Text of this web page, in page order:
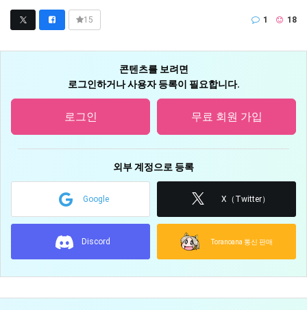
15 1 18
콘텐츠를 보려면
로그인하거나 사용자 등록이 필요합니다.
로그인 무료 회원 가입
외부 계정으로 등록
Google X（Twitter）
Discord Toranoana 통신 판매